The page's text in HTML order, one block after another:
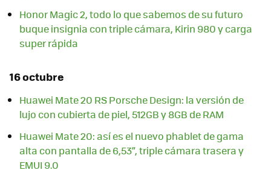
Honor Magic 2, todo lo que sabemos de su futuro
buque insignia con triple cámara, Kirin 980 y carga
super rápida
16 octubre
Huawei Mate 20 RS Porsche Design: la versión de
lujo con cubierta de piel, 512GB y 8GB de RAM
Huawei Mate 20: así es el nuevo phablet de gama
alta con pantalla de 6,53”, triple cámara trasera y
EMUI 9.0